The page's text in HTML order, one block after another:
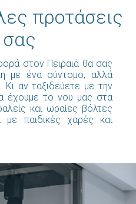
προτάσεις
σας
στον Πειραιά θα σας
με ένα σύντομο, αλλά
Κι αν ταξιδεύετε με την
έχουμε το νου μας στα
και ωραίες βόλτες
με παιδικές χαρές και